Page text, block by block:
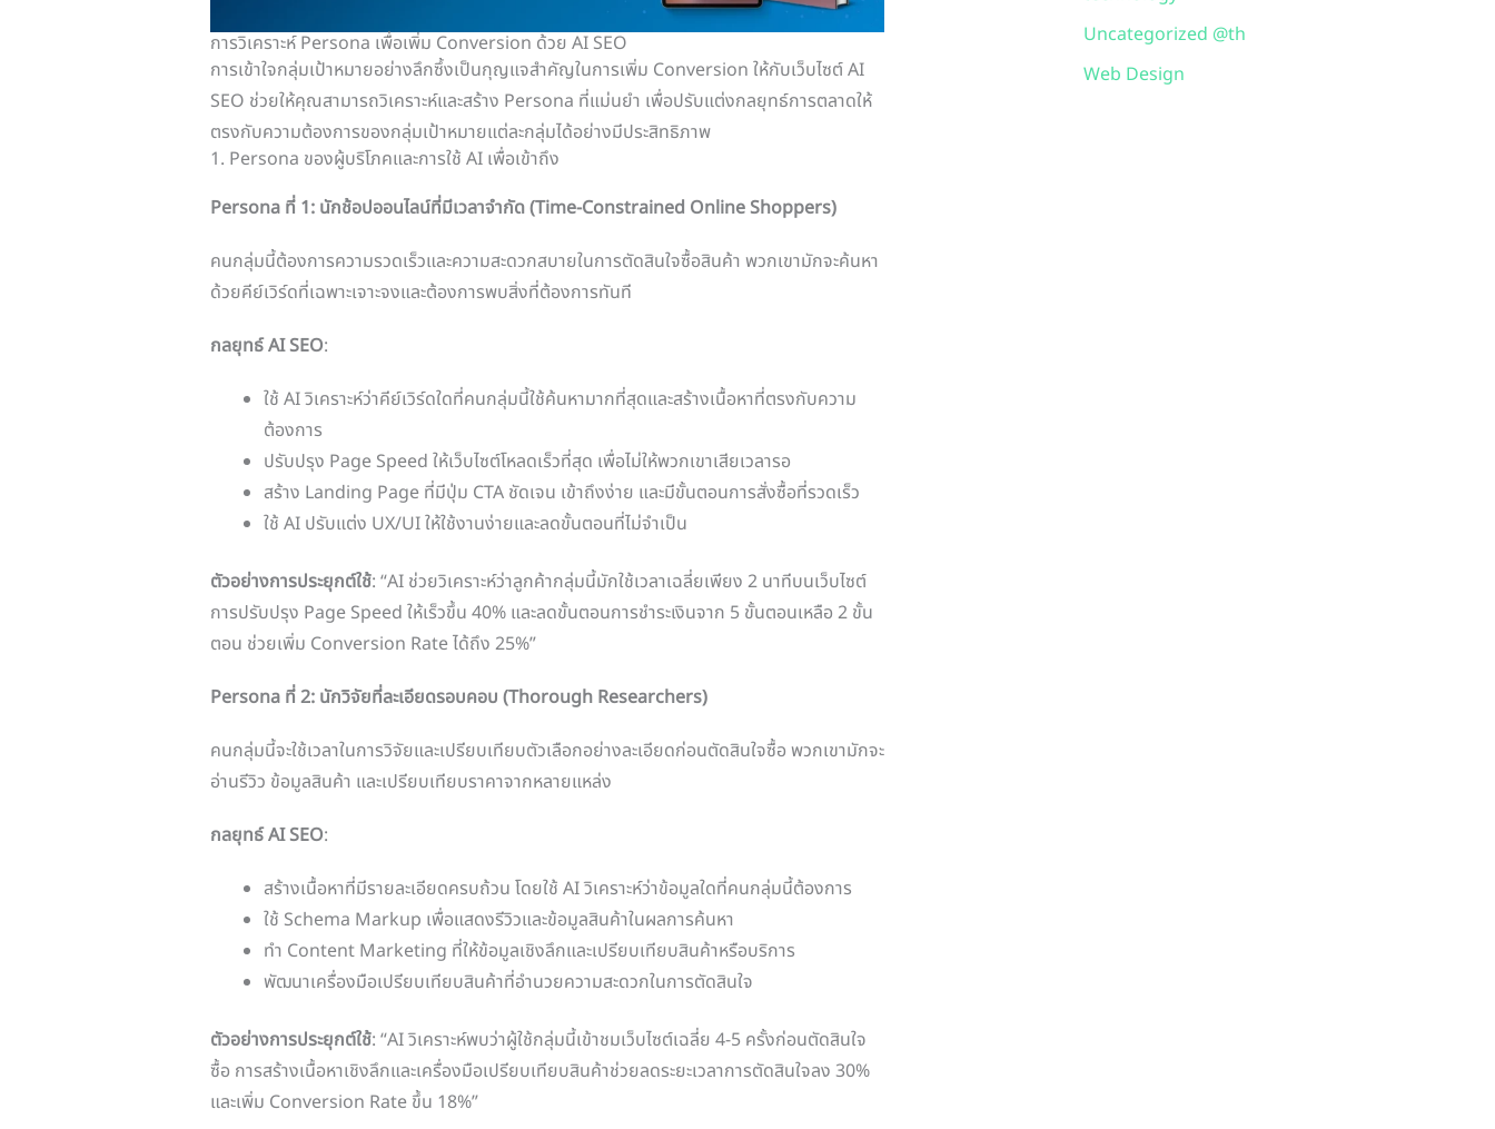
การวิเคราะห์ Persona เพื่อเพิ่ม Conversion ด้วย AI SEO
การเข้าใจกลุ่มเป้าหมายอย่างลึกซึ้งเป็นกุญแจสำคัญในการเพิ่ม Conversion ให้กับเว็บไซต์ AI
SEO ช่วยให้คุณสามารถวิเคราะห์และสร้าง Persona ที่แม่นยำ เพื่อปรับแต่งกลยุทธ์การตลาดให้
ตรงกับความต้องการของกลุ่มเป้าหมายแต่ละกลุ่มได้อย่างมีประสิทธิภาพ
1. Persona ของผู้บริโภคและการใช้ AI เพื่อเข้าถึง
Persona ที่ 1: นักช้อปออนไลน์ที่มีเวลาจำกัด (Time-Constrained Online Shoppers)
คนกลุ่มนี้ต้องการความรวดเร็วและความสะดวกสบายในการตัดสินใจซื้อสินค้า พวกเขามักจะค้นหา
ด้วยคีย์เวิร์ดที่เฉพาะเจาะจงและต้องการพบสิ่งที่ต้องการทันที
กลยุทธ์ AI SEO:
ใช้ AI วิเคราะห์ว่าคีย์เวิร์ดใดที่คนกลุ่มนี้ใช้ค้นหามากที่สุดและสร้างเนื้อหาที่ตรงกับความ
ต้องการ
ปรับปรุง Page Speed ให้เว็บไซต์โหลดเร็วที่สุด เพื่อไม่ให้พวกเขาเสียเวลารอ
สร้าง Landing Page ที่มีปุ่ม CTA ชัดเจน เข้าถึงง่าย และมีขั้นตอนการสั่งซื้อที่รวดเร็ว
ใช้ AI ปรับแต่ง UX/UI ให้ใช้งานง่ายและลดขั้นตอนที่ไม่จำเป็น
ตัวอย่างการประยุกต์ใช้: “AI ช่วยวิเคราะห์ว่าลูกค้ากลุ่มนี้มักใช้เวลาเฉลี่ยเพียง 2 นาทีบนเว็บไซต์
การปรับปรุง Page Speed ให้เร็วขึ้น 40% และลดขั้นตอนการชำระเงินจาก 5 ขั้นตอนเหลือ 2 ขั้น
ตอน ช่วยเพิ่ม Conversion Rate ได้ถึง 25%”
Persona ที่ 2: นักวิจัยที่ละเอียดรอบคอบ (Thorough Researchers)
คนกลุ่มนี้จะใช้เวลาในการวิจัยและเปรียบเทียบตัวเลือกอย่างละเอียดก่อนตัดสินใจซื้อ พวกเขามักจะ
อ่านรีวิว ข้อมูลสินค้า และเปรียบเทียบราคาจากหลายแหล่ง
กลยุทธ์ AI SEO:
สร้างเนื้อหาที่มีรายละเอียดครบถ้วน โดยใช้ AI วิเคราะห์ว่าข้อมูลใดที่คนกลุ่มนี้ต้องการ
ใช้ Schema Markup เพื่อแสดงรีวิวและข้อมูลสินค้าในผลการค้นหา
ทำ Content Marketing ที่ให้ข้อมูลเชิงลึกและเปรียบเทียบสินค้าหรือบริการ
พัฒนาเครื่องมือเปรียบเทียบสินค้าที่อำนวยความสะดวกในการตัดสินใจ
ตัวอย่างการประยุกต์ใช้: “AI วิเคราะห์พบว่าผู้ใช้กลุ่มนี้เข้าชมเว็บไซต์เฉลี่ย 4-5 ครั้งก่อนตัดสินใจ
ซื้อ การสร้างเนื้อหาเชิงลึกและเครื่องมือเปรียบเทียบสินค้าช่วยลดระยะเวลาการตัดสินใจลง 30%
และเพิ่ม Conversion Rate ขึ้น 18%”
Uncategorized @th
Web Design